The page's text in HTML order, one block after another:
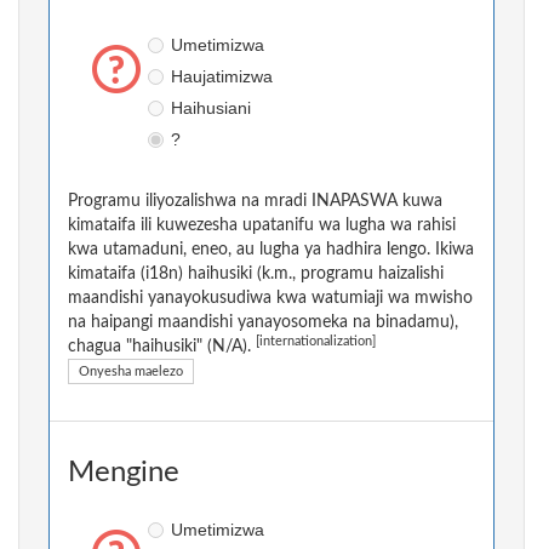
Umetimizwa
Haujatimizwa
Haihusiani
?
Programu iliyozalishwa na mradi INAPASWA kuwa
kimataifa ili kuwezesha upatanifu wa lugha wa rahisi
kwa utamaduni, eneo, au lugha ya hadhira lengo. Ikiwa
kimataifa (i18n) haihusiki (k.m., programu haizalishi
maandishi yanayokusudiwa kwa watumiaji wa mwisho
na haipangi maandishi yanayosomeka na binadamu),
chagua "haihusiki" (N/A).
[internationalization]
Onyesha maelezo
Mengine
Umetimizwa